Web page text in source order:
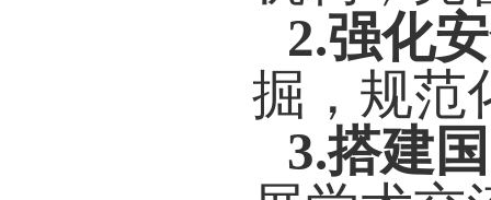
2.强化
掘 ，规
3.搭建